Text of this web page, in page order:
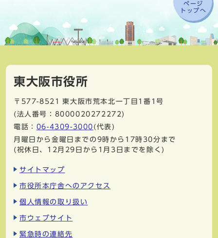
ページ
トップへ
東大阪市役所
〒577-8521
東大阪市荒本北一丁目1番1号
(法人番号：8000020272272)
電話： 06-4309-3000 (代表)
月曜日から金曜日までの9時から17時30分まで
(祝休日、12月29日から1月3日までを除く)
サイトマップ
市役所本庁舎へのアクセス
個人情報の取り扱い
市ウェブサイト
緊急時の連絡先